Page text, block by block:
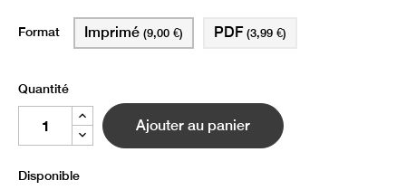
Format Imprimé (9,00 €) PDF (3,99 €)
Quantité
Ajouter au panier
Disponible